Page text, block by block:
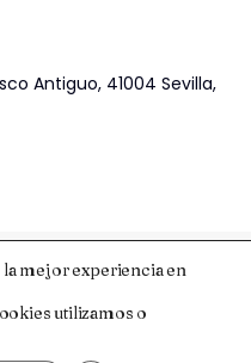
Antiguo, 41004 Sevilla,
Said
de la Información
mejor experiencia en
utilizamos o